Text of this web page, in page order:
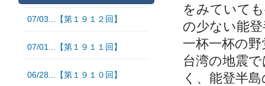
07/03...【第１９１２回】
07/01...【第１９１１回】
06/28...【第１９１０回】
をみていて
の少ない能
一杯一杯の
台湾の地震
く、能登半